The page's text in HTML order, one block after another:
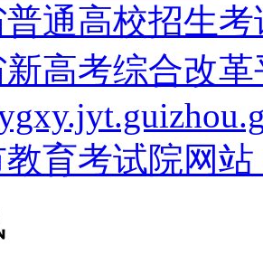
通高校招生
高考综合改革
育考试院网